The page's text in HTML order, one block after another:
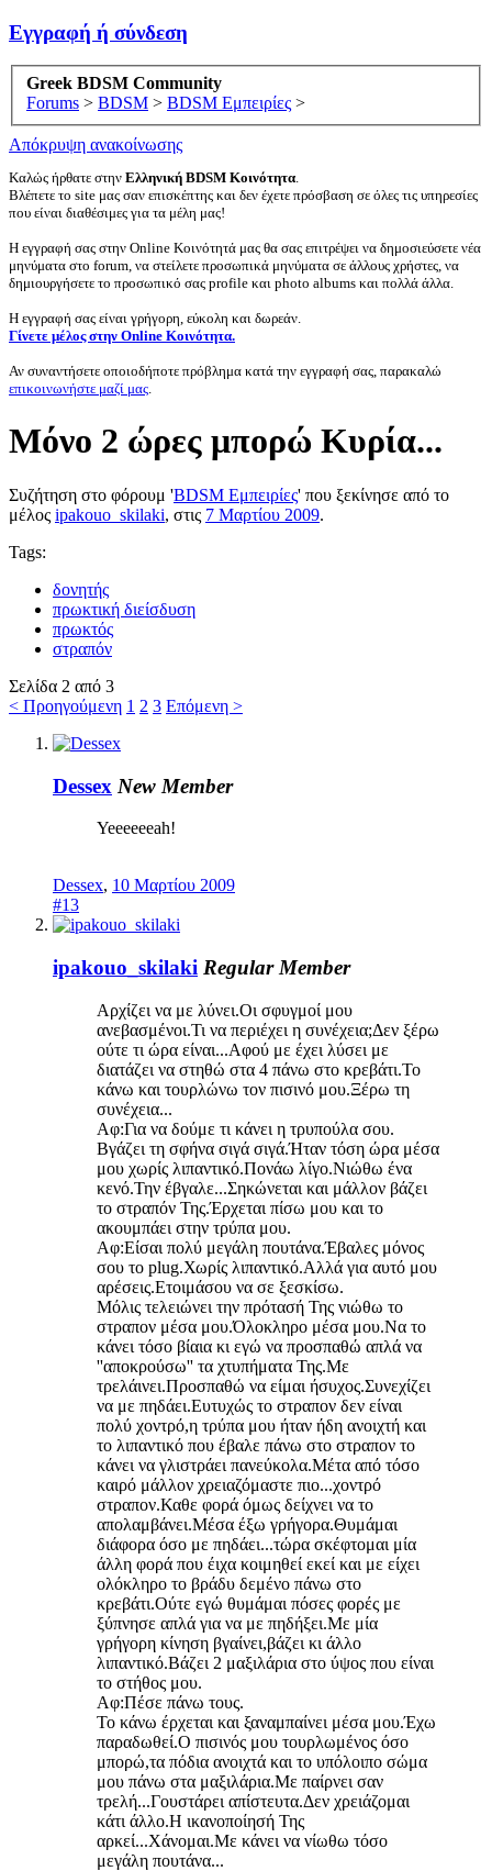
Εγγραφή ή σύνδεση
Greek BDSM Community
Forums > BDSM > BDSM Εμπειρίες >
Απόκρυψη ανακοίνωσης
Καλώς ήρθατε στην Ελληνική BDSM Κοινότητα.
Βλέπετε το site μας σαν επισκέπτης και δεν έχετε πρόσβαση σε όλες τις υπηρεσίες
που είναι διαθέσιμες για τα μέλη μας!
Η εγγραφή σας στην Online Κοινότητά μας θα σας επιτρέψει να δημοσιεύσετε νέα
μηνύματα στο forum, να στείλετε προσωπικά μηνύματα σε άλλους χρήστες, να
δημιουργήσετε το προσωπικό σας profile και photo albums και πολλά άλλα.
Η εγγραφή σας είναι γρήγορη, εύκολη και δωρεάν.
Γίνετε μέλος στην Online Κοινότητα.
Αν συναντήσετε οποιοδήποτε πρόβλημα κατά την εγγραφή σας, παρακαλώ
επικοινωνήστε μαζί μας.
Μόνο 2 ώρες μπορώ Κυρία...
Συζήτηση στο φόρουμ 'BDSM Εμπειρίες' που ξεκίνησε από το
μέλος ipakouo_skilaki, στις 7 Μαρτίου 2009.
Tags:
δονητής
πρωκτική διείσδυση
πρωκτός
στραπόν
Σελίδα 2 από 3
< Προηγούμενη 1 2 3 Επόμενη >
Dessex New Member
Yeeeeeeah!
Dessex, 10 Μαρτίου 2009
#13
ipakouo_skilaki Regular Member
Αρχίζει να με λύνει.Οι σφυγμοί μου
ανεβασμένοι.Τι να περιέχει η συνέχεια;Δεν ξέρω
ούτε τι ώρα είναι...Αφού με έχει λύσει με
διατάζει να στηθώ στα 4 πάνω στο κρεβάτι.Το
κάνω και τουρλώνω τον πισινό μου.Ξέρω τη
συνέχεια...
Αφ:Για να δούμε τι κάνει η τρυπούλα σου.
Βγάζει τη σφήνα σιγά σιγά.Ήταν τόση ώρα μέσα
μου χωρίς λιπαντικό.Πονάω λίγο.Νιώθω ένα
κενό.Την έβγαλε...Σηκώνεται και μάλλον βάζει
το στραπόν Της.Έρχεται πίσω μου και το
ακουμπάει στην τρύπα μου.
Αφ:Είσαι πολύ μεγάλη πουτάνα.Έβαλες μόνος
σου το plug.Χωρίς λιπαντικό.Αλλά για αυτό μου
αρέσεις.Ετοιμάσου να σε ξεσκίσω.
Μόλις τελειώνει την πρότασή Της νιώθω το
στραπον μέσα μου.Όλοκληρο μέσα μου.Να το
κάνει τόσο βίαια κι εγώ να προσπαθώ απλά να
''αποκρούσω'' τα χτυπήματα Της.Με
τρελάινει.Προσπαθώ να είμαι ήσυχος.Συνεχίζει
να με πηδάει.Ευτυχώς το στραπον δεν είναι
πολύ χοντρό,η τρύπα μου ήταν ήδη ανοιχτή και
το λιπαντικό που έβαλε πάνω στο στραπον το
κάνει να γλιστράει πανεύκολα.Μέτα από τόσο
καιρό μάλλον χρειαζόμαστε πιο...χοντρό
στραπον.Καθε φορά όμως δείχνει να το
απολαμβάνει.Μέσα έξω γρήγορα.Θυμάμαι
διάφορα όσο με πηδάει...τώρα σκέφτομαι μία
άλλη φορά που έιχα κοιμηθεί εκεί και με είχει
ολόκληρο το βράδυ δεμένο πάνω στο
κρεβάτι.Ούτε εγώ θυμάμαι πόσες φορές με
ξύπνησε απλά για να με πηδήξει.Με μία
γρήγορη κίνηση βγαίνει,βάζει κι άλλο
λιπαντικό.Βάζει 2 μαξιλάρια στο ύψος που είναι
το στήθος μου.
Αφ:Πέσε πάνω τους.
Το κάνω έρχεται και ξαναμπαίνει μέσα μου.Έχω
παραδωθεί.Ο πισινός μου τουρλωμένος όσο
μπορώ,τα πόδια ανοιχτά και το υπόλοιπο σώμα
μου πάνω στα μαξιλάρια.Με παίρνει σαν
τρελή...Γουστάρει απίστευτα.Δεν χρειάζομαι
κάτι άλλο.Η ικανοποίησή Της
αρκεί...Χάνομαι.Με κάνει να νίωθω τόσο
μεγάλη πουτάνα...